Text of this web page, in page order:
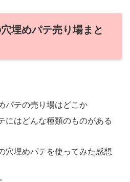
埋めパテ売り場まと
パテの売り場はどこか
にはどんな種類のものがある
穴埋めパテを使ってみた感想